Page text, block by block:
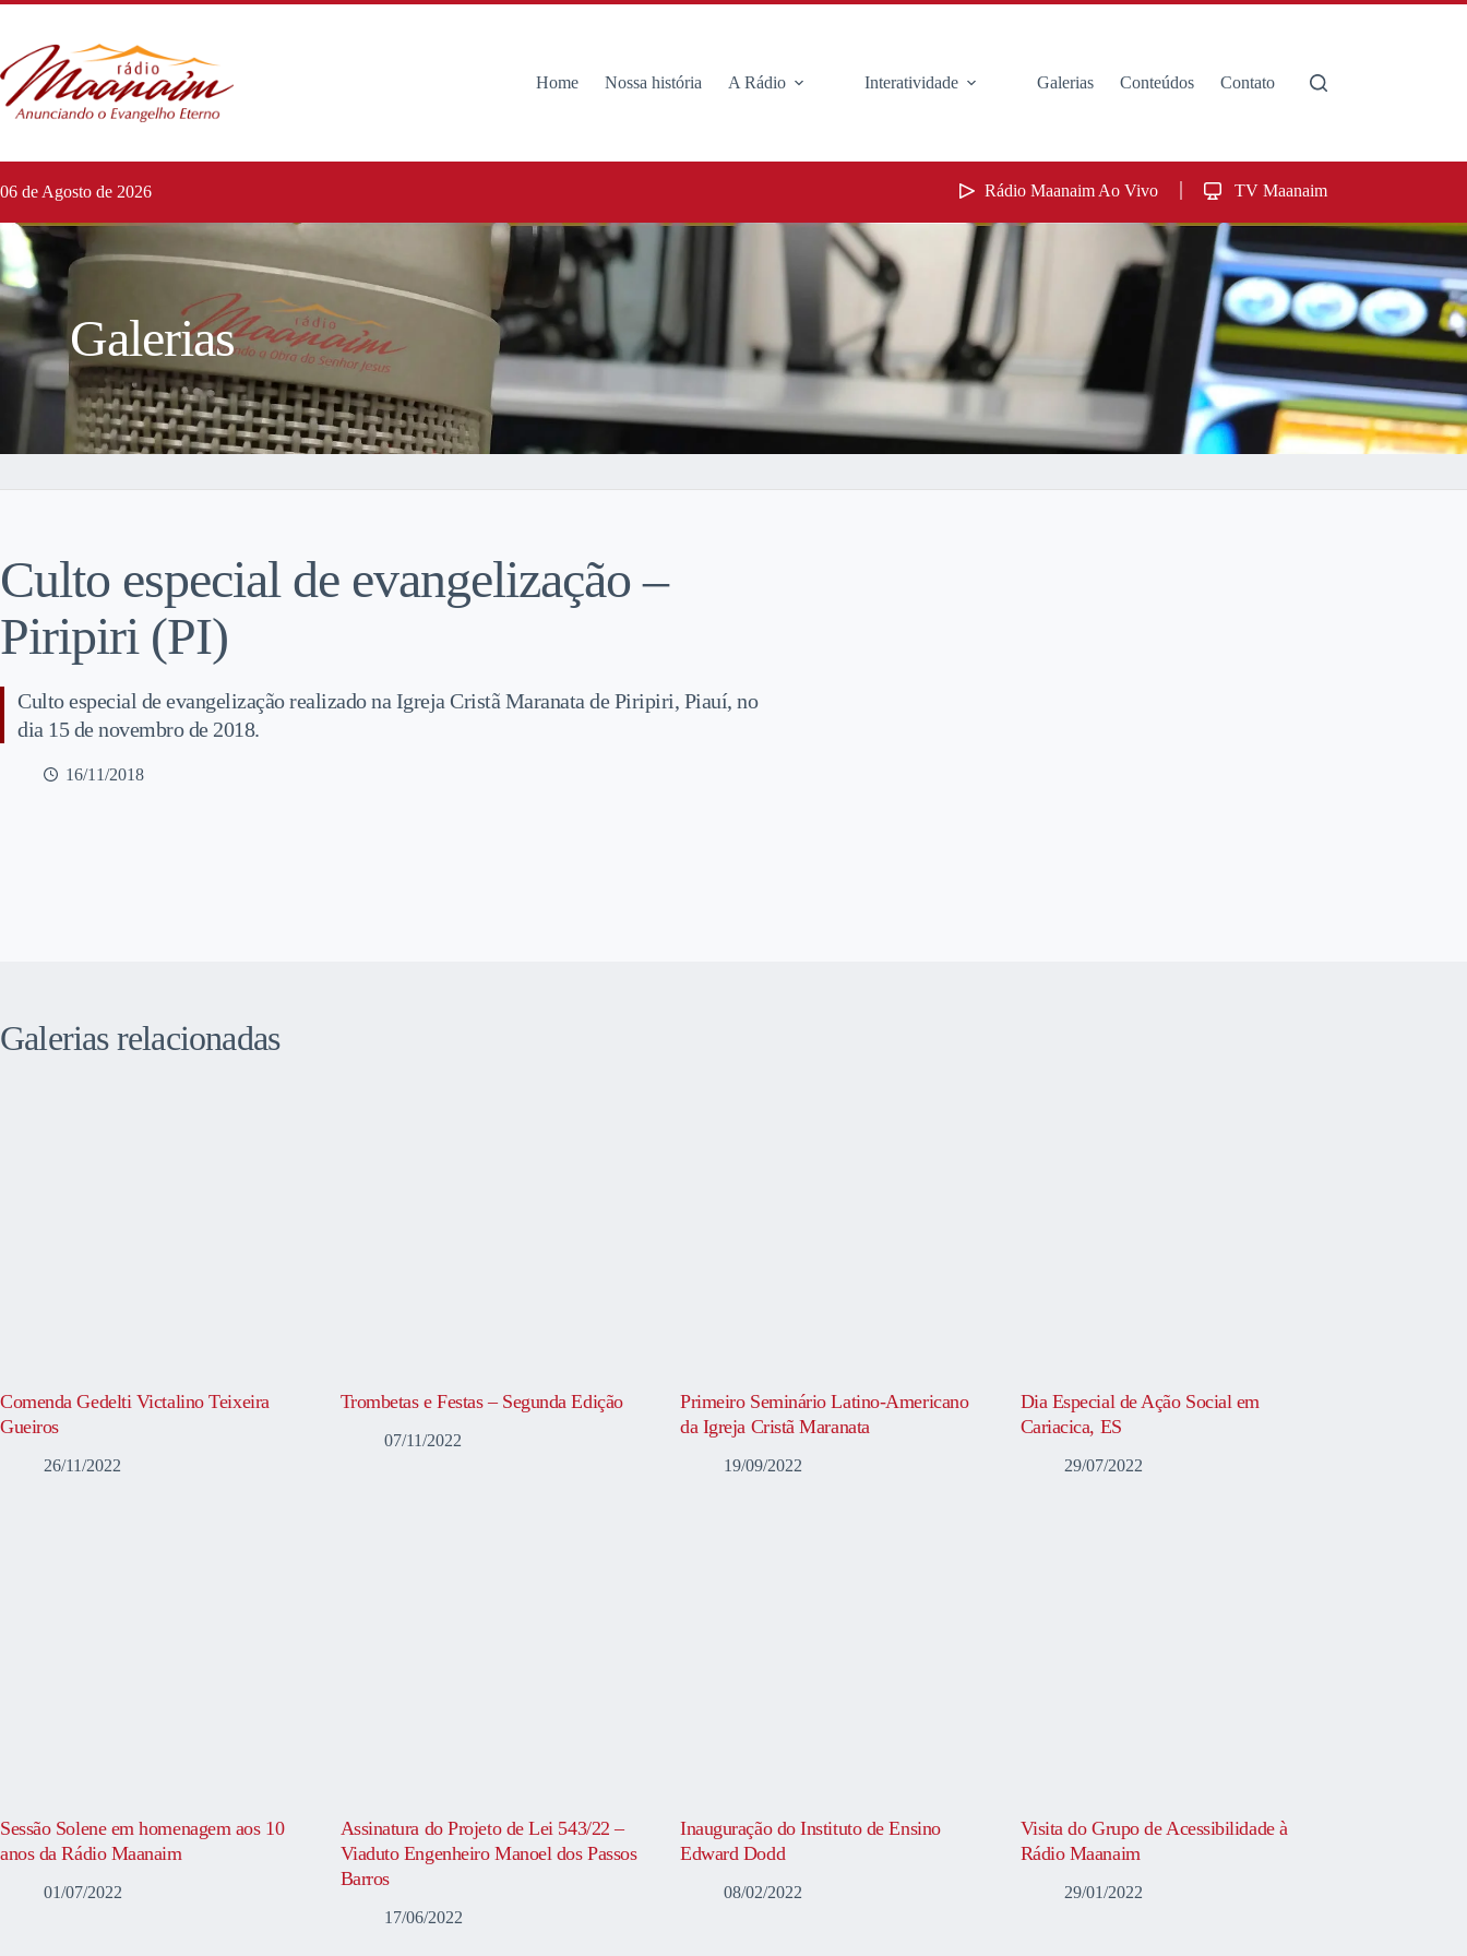
Home Nossa história A Rádio Interatividade Galerias Conteúdos Contato
06 de Agosto de 2026 Rádio Maanaim Ao Vivo TV Maanaim
Galerias
Culto especial de evangelização –
Piripiri (PI)
Culto especial de evangelização realizado na Igreja Cristã Maranata de Piripiri, Piauí, no
dia 15 de novembro de 2018.
16/11/2018
Galerias relacionadas
Comenda Gedelti Victalino Teixeira
Gueiros
26/11/2022
Trombetas e Festas – Segunda Edição
07/11/2022
Primeiro Seminário Latino-Americano
da Igreja Cristã Maranata
19/09/2022
Dia Especial de Ação Social em
Cariacica, ES
29/07/2022
Sessão Solene em homenagem aos 10
anos da Rádio Maanaim
01/07/2022
Assinatura do Projeto de Lei 543/22 –
Viaduto Engenheiro Manoel dos Passos
Barros
17/06/2022
Inauguração do Instituto de Ensino
Edward Dodd
08/02/2022
Visita do Grupo de Acessibilidade à
Rádio Maanaim
29/01/2022